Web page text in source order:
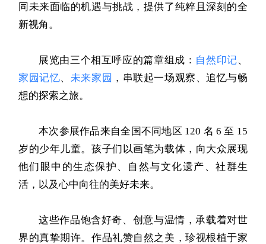
同未来面临的机遇与挑战，提供了纯粹且深刻的全
新视角。
展览由三个相互呼应的篇章组成： 自然印记、
家园记忆、 未来家园 ，串联起一场观察、追忆与畅
想的探索之旅。
本次参展作品来自全国不同地区 120 名 6 至 15
岁的少年儿童。孩子们以画笔为载体，向大众展现
他们眼中的生态保护、自然与文化遗产、社群生
活，以及心中向往的美好未来。
这些作品饱含好奇、创意与温情，承载着对世
界的真挚期许。作品礼赞自然之美，珍视根植于家